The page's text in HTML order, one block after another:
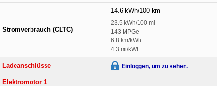
Stromverbrauch (CLTC)
14.6 kWh/100 km
23.5 kWh/100 mi
143 MPGe
6.8 km/kWh
4.3 mi/kWh
Ladeanschlüsse Einloggen, um zu sehen.
Elektromotor 1